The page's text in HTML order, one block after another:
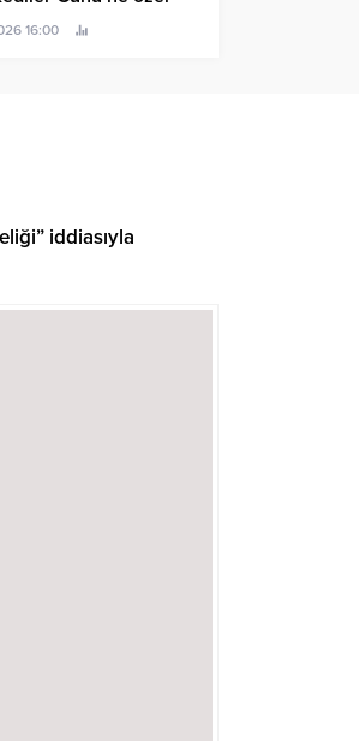
etkinliği
16:00
iddiasıyla